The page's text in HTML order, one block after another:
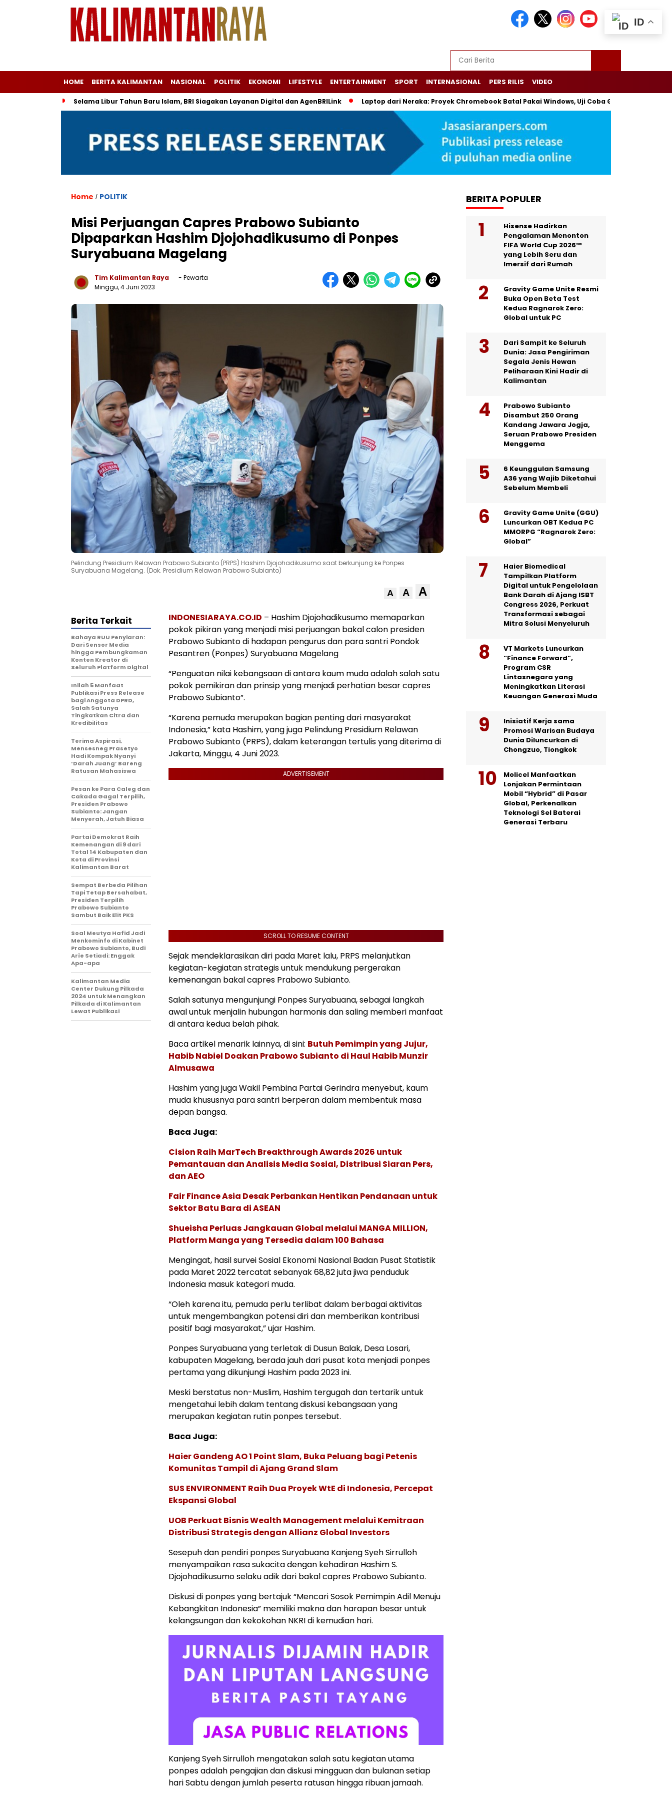
HOME BERITA KALIMANTAN NASIONAL POLITIK EKONOMI LIFESTYLE ENTERTAINMENT SPORT INTERNASIONAL PERS RILIS VIDEO
Selama Libur Tahun Baru Islam, BRI Siagakan Layanan Digital dan AgenBRILink Laptop dari Neraka: Proyek Chromebook Batal Pakai Windows, Uji Coba Gagal tapi Tetap
Home / POLITIK
Misi Perjuangan Capres Prabowo Subianto
Dipaparkan Hashim Djojohadikusumo di Ponpes
Suryabuana Magelang
Tim Kalimantan Raya
- Pewarta
Minggu, 4 Juni 2023
Pelindung Presidium Relawan Prabowo Subianto (PRPS) Hashim Djojohadikusumo saat berkunjung ke Ponpes
Suryabuana Magelang. (Dok. Presidium Relawan Prabowo Subianto)
A A A
INDONESIARAYA.CO.ID – Hashim Djojohadikusumo memaparkan
pokok pikiran yang menjadi misi perjuangan bakal calon presiden
Prabowo Subianto di hadapan pengurus dan para santri Pondok
Pesantren (Ponpes) Suryabuana Magelang
“Penguatan nilai kebangsaan di antara kaum muda adalah salah satu
pokok pemikiran dan prinsip yang menjadi perhatian besar capres
Prabowo Subianto”.
“Karena pemuda merupakan bagian penting dari masyarakat
Indonesia,” kata Hashim, yang juga Pelindung Presidium Relawan
Prabowo Subianto (PRPS), dalam keterangan tertulis yang diterima di
Jakarta, Minggu, 4 Juni 2023.
ADVERTISEMENT
SCROLL TO RESUME CONTENT
Sejak mendeklarasikan diri pada Maret lalu, PRPS melanjutkan
kegiatan-kegiatan strategis untuk mendukung pergerakan
kemenangan bakal capres Prabowo Subianto.
Salah satunya mengunjungi Ponpes Suryabuana, sebagai langkah
awal untuk menjalin hubungan harmonis dan saling memberi manfaat
di antara kedua belah pihak.
Baca artikel menarik lainnya, di sini: Butuh Pemimpin yang Jujur,
Habib Nabiel Doakan Prabowo Subianto di Haul Habib Munzir
Almusawa
Hashim yang juga Wakil Pembina Partai Gerindra menyebut, kaum
muda khususnya para santri berperan dalam membentuk masa
depan bangsa.
Baca Juga:
Cision Raih MarTech Breakthrough Awards 2026 untuk
Pemantauan dan Analisis Media Sosial, Distribusi Siaran Pers,
dan AEO
Fair Finance Asia Desak Perbankan Hentikan Pendanaan untuk
Sektor Batu Bara di ASEAN
Shueisha Perluas Jangkauan Global melalui MANGA MILLION,
Platform Manga yang Tersedia dalam 100 Bahasa
Mengingat, hasil survei Sosial Ekonomi Nasional Badan Pusat Statistik
pada Maret 2022 tercatat sebanyak 68,82 juta jiwa penduduk
Indonesia masuk kategori muda.
“Oleh karena itu, pemuda perlu terlibat dalam berbagai aktivitas
untuk mengembangkan potensi diri dan memberikan kontribusi
positif bagi masyarakat,” ujar Hashim.
Ponpes Suryabuana yang terletak di Dusun Balak, Desa Losari,
kabupaten Magelang, berada jauh dari pusat kota menjadi ponpes
pertama yang dikunjungi Hashim pada 2023 ini.
Meski berstatus non-Muslim, Hashim tergugah dan tertarik untuk
mengetahui lebih dalam tentang diskusi kebangsaan yang
merupakan kegiatan rutin ponpes tersebut.
Baca Juga:
Haier Gandeng AO 1 Point Slam, Buka Peluang bagi Petenis
Komunitas Tampil di Ajang Grand Slam
SUS ENVIRONMENT Raih Dua Proyek WtE di Indonesia, Percepat
Ekspansi Global
UOB Perkuat Bisnis Wealth Management melalui Kemitraan
Distribusi Strategis dengan Allianz Global Investors
Sesepuh dan pendiri ponpes Suryabuana Kanjeng Syeh Sirrulloh
menyampaikan rasa sukacita dengan kehadiran Hashim S.
Djojohadikusumo selaku adik dari bakal capres Prabowo Subianto.
Diskusi di ponpes yang bertajuk “Mencari Sosok Pemimpin Adil Menuju
Kebangkitan Indonesia” memiliki makna dan harapan besar untuk
kelangsungan dan kekokohan NKRI di kemudian hari.
Kanjeng Syeh Sirrulloh mengatakan salah satu kegiatan utama
ponpes adalah pengajian dan diskusi mingguan dan bulanan setiap
hari Sabtu dengan jumlah peserta ratusan hingga ribuan jamaah.
Berita Terkait
Bahaya RUU Penyiaran:
Dari Sensor Media
hingga Pembungkaman
Konten Kreator di
Seluruh Platform Digital
Inilah 5 Manfaat
Publikasi Press Release
bagi Anggota DPRD,
Salah Satunya
Tingkatkan Citra dan
Kredibilitas
Terima Aspirasi,
Mensesneg Prasetyo
Hadi Kompak Nyanyi
‘Darah Juang’ Bareng
Ratusan Mahasiswa
Pesan ke Para Caleg dan
Cakada Gagal Terpilih,
Presiden Prabowo
Subianto: Jangan
Menyerah, Jatuh Biasa
Partai Demokrat Raih
Kemenangan di 9 dari
Total 14 Kabupaten dan
Kota di Provinsi
Kalimantan Barat
Sempat Berbeda Pilihan
Tapi Tetap Bersahabat,
Presiden Terpilih
Prabowo Subianto
Sambut Baik Elit PKS
Soal Meutya Hafid Jadi
Menkominfo di Kabinet
Prabowo Subianto, Budi
Arìe Setiadi: Enggak
Apa-apa
Kalimantan Media
Center Dukung Pilkada
2024 untuk Menangkan
Pilkada di Kalimantan
Lewat Publikasi
BERITA POPULER
Hisense Hadirkan
Pengalaman Menonton
FIFA World Cup 2026™
yang Lebih Seru dan
Imersif dari Rumah
Gravity Game Unite Resmi
Buka Open Beta Test
Kedua Ragnarok Zero:
Global untuk PC
Dari Sampit ke Seluruh
Dunia: Jasa Pengiriman
Segala Jenis Hewan
Peliharaan Kini Hadir di
Kalimantan
Prabowo Subianto
Disambut 250 Orang
Kandang Jawara Jogja,
Seruan Prabowo Presiden
Menggema
6 Keunggulan Samsung
A36 yang Wajib Diketahui
Sebelum Membeli
Gravity Game Unite (GGU)
Luncurkan OBT Kedua PC
MMORPG “Ragnarok Zero:
Global”
Haier Biomedical
Tampilkan Platform
Digital untuk Pengelolaan
Bank Darah di Ajang ISBT
Congress 2026, Perkuat
Transformasi sebagai
Mitra Solusi Menyeluruh
VT Markets Luncurkan
“Finance Forward”,
Program CSR
Lintasnegara yang
Meningkatkan Literasi
Keuangan Generasi Muda
Inisiatif Kerja sama
Promosi Warisan Budaya
Dunia Diluncurkan di
Chongzuo, Tiongkok
Molicel Manfaatkan
Lonjakan Permintaan
Mobil “Hybrid” di Pasar
Global, Perkenalkan
Teknologi Sel Baterai
Generasi Terbaru
ID